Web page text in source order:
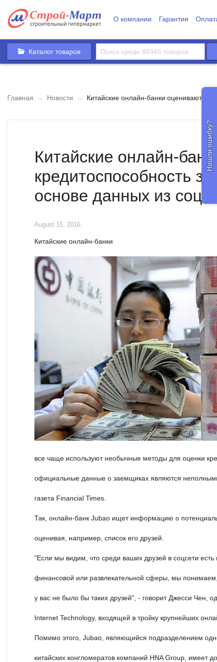
О компании Гарантия
Каталог товаров
Главная → Новости → Китайские онлайн-банки оценивают
Китайские онлайн-
кредитоспособность
основе данных из
August 15, 2016
Китайские онлайн-банки
все чаще используют необычные методы для оценки
официальные данные о заемщиках являются
газета Financial Times.
Так, онлайн-банк Jubao ищет информацию о
оценивая, например, список его друзей.
"Если мы видим, что среди ваших друзей в соцсети есть
финансовой или развлекательной сферы, мы
у вас не было бы таких друзей", - говорит Джесси Чен,
Internet Technology, входящей в тройку крупнейших
Помимо этого, Jubao, являющийся подразделением
китайских конгломератов компаний HNA Group, имеет
Нашли ошибку?